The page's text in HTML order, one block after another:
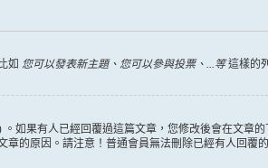
如 您可以發表新主題、您可以參與投票、...等這樣的
如果有人已經回覆過這篇文章，您修改後會在文章
的原因。請注意！普通會員無法刪除已經有人回覆的